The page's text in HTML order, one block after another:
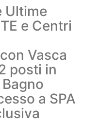
Ultime
e Centri
Vasca
posti in
a SPA